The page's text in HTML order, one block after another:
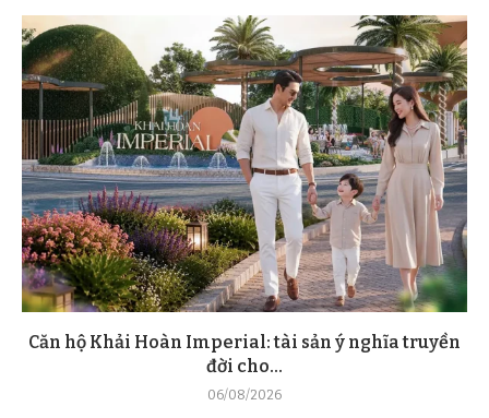
Căn hộ Khải Hoàn Imperial: tài sản ý nghĩa truyền
đời cho...
06/08/2026